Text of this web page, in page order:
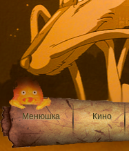
Менюшка Кино